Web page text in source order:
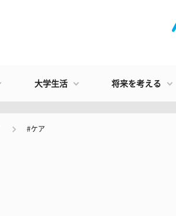
大学生活 将来を考える
#ケア